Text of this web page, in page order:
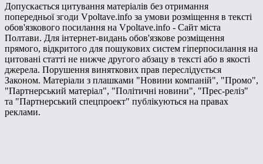
Допускається цитування матеріалів без отримання
попередньої згоди Vpoltave.info за умови розміщення в тексті
обов'язкового посилання на Vpoltave.info - Сайт міста
Полтави. Для інтернет-видань обов'язкове розміщення
прямого, відкритого для пошукових систем гіперпосилання на
цитовані статті не нижче другого абзацу в тексті або в якості
джерела. Порушення виняткових прав переслідується
Законом. Матеріали з плашками "Новини компаній", "Промо",
"Партнерський матеріал", "Політичні новини", "Прес-реліз"
та "Партнерський спецпроект" публікуються на правах
реклами.